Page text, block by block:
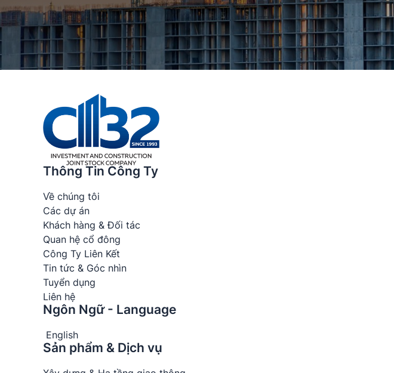
Thông Tin Công Ty
Về chúng tôi
Các dự án
Khách hàng & Đối tác
Quan hệ cổ đông
Công Ty Liên Kết
Tin tức & Góc nhìn
Tuyển dụng
Liên hệ
Ngôn Ngữ - Language
English
Sản phẩm & Dịch vụ